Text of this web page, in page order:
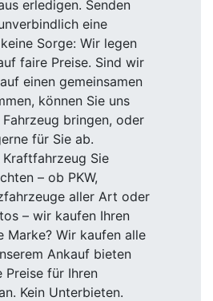
erledigen. Senden
eine
Sorge: Wir legen
faire Preise. Sind wir
einen gemeinsamen
können Sie uns
bringen, oder
für Sie ab.
Sie
– ob PKW,
aller Art oder
– wir kaufen Ihren
Marke? Wir kaufen alle
Ankauf bieten
Preise für Ihren
Kein Unterbieten.